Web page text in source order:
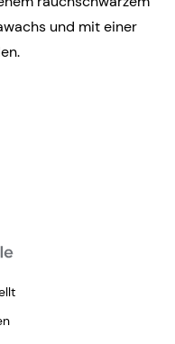
und mit einer